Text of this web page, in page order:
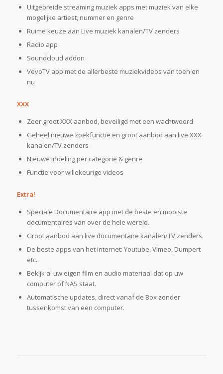
Uitgebreide streaming muziek apps met muziek van elke
mogelijke artiest, nummer en genre
Ruime keuze aan Live muziek kanalen/TV zenders
Radio app
Soundcloud addon
VevoTV app met de allerbeste muziekvideos van toen en
nu
XXX
Zeer groot XXX aanbod, beveiligd met een wachtwoord
Geheel nieuwe zoekfunctie en groot aanbod aan live XXX
kanalen/TV zenders
Nieuwe indeling per categorie & genre
Functie voor willekeurige videos
Extra!
Speciale Documentaire app met de beste en mooiste
documentaires van over de hele wereld.
Groot aanbod aan live documentaire kanalen/TV zenders.
De beste apps van het internet: Youtube, Vimeo, Dumpert
etc..
Bekijk al uw eigen film en audio materiaal dat op uw
computer of NAS staat.
Automatische updates, direct vanaf de Box zonder
tussenkomst van een computer.